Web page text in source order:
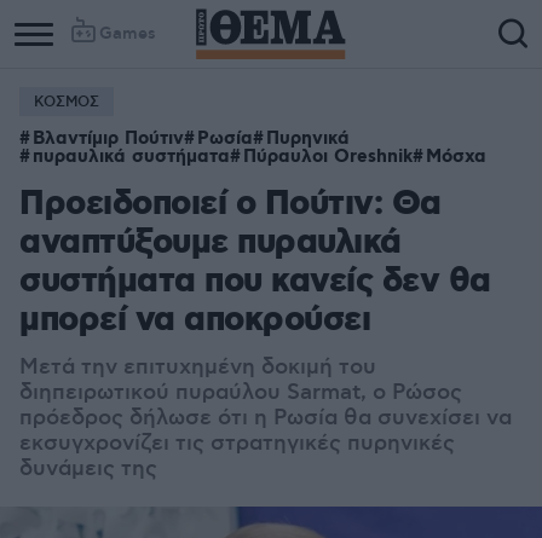
Games
ΚΟΣΜΟΣ
Βλαντίμιρ Πούτιν Ρωσία Πυρηνικά
πυραυλικά συστήματα Πύραυλοι Oreshnik Μόσχα
Προειδοποιεί ο Πούτιν: Θα
αναπτύξουμε πυραυλικά
συστήματα που κανείς δεν θα
μπορεί να αποκρούσει
Μετά την επιτυχημένη δοκιμή του
διηπειρωτικού πυραύλου Sarmat, ο Ρώσος
πρόεδρος δήλωσε ότι η Ρωσία θα συνεχίσει να
εκσυγχρονίζει τις στρατηγικές πυρηνικές
δυνάμεις της